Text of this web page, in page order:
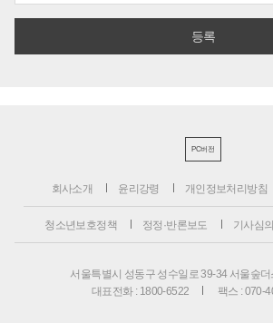
PC버전
회사소개 윤리강령 개인정보처리방침
청소년보호정책 정정·반론보도 기사심
서울특별시 성동구 성수일로 39-34 서울숲
대표전화 : 1800-6522
팩스 : 070-